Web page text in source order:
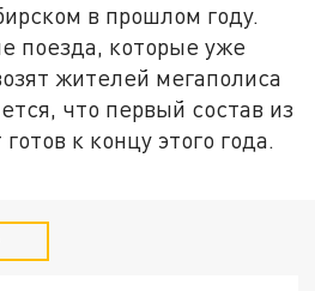
в прошлом году.
поезда, которые уже
жителей мегаполиса
что первый состав из
к концу этого года.